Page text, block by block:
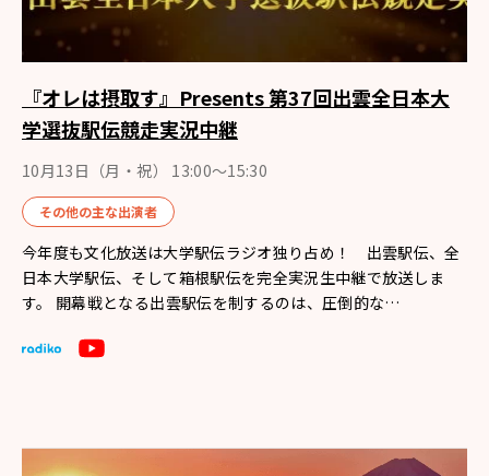
『オレは摂取す』Presents 第37回出雲全日本大
学選抜駅伝競走実況中継
10月13日（月・祝） 13:00〜15:30
その他の主な出演者
今年度も文化放送は大学駅伝ラジオ独り占め！ 出雲駅伝、全
日本大学駅伝、そして箱根駅伝を完全実況生中継で放送しま
す。 開幕戦となる出雲駅伝を制するのは、圧倒的な…